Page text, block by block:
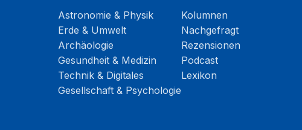
Astronomie & Physik
Erde & Umwelt
Archäologie
Gesundheit & Medizin
Technik & Digitales
Gesellschaft & Psychologie
Kolumnen
Nachgefragt
Rezensionen
Podcast
Lexikon